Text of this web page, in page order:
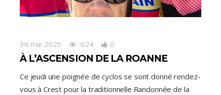
30 mai 2025 624 0
À L’ASCENSION DE LA ROANNE
Ce jeudi une poignée de cyclos se sont donné rendez-
vous à Crest pour la traditionnelle Randonnée de la